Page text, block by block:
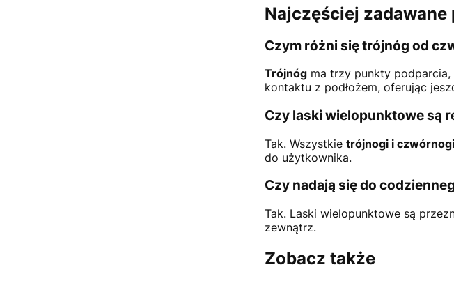
Najczęściej zadawane
Czym różni się trójnóg od
Trójnóg ma trzy punkty
kontaktu z podłożem, oferując
Czy laski wielopunktowe są
Tak. Wszystkie trójnogi i
do użytkownika.
Czy nadają się do
Tak. Laski wielopunktowe są
zewnątrz.
Zobacz także